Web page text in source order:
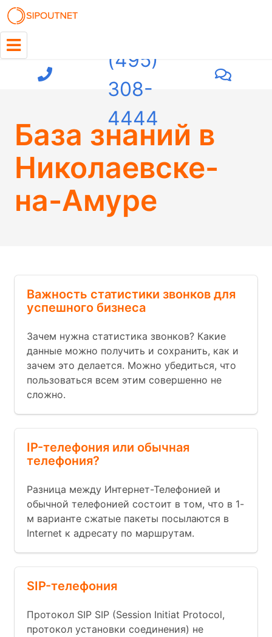
(495)
308-
4444
База знаний в
Николаевске-
на-Амуре
Важность статистики звонков для
успешного бизнеса
Зачем нужна статистика звонков? Какие
данные можно получить и сохранить, как и
зачем это делается. Можно убедиться, что
пользоваться всем этим совершенно не
сложно.
IP-телефония или обычная
телефония?
Разница между Интернет-Телефонией и
обычной телефонией состоит в том, что в 1-
м варианте сжатые пакеты посылаются в
Internet к адресату по маршрутам.
SIP-телефония
Протокол SIP SIP (Session Initiat Protocol,
протокол установки соединения) не